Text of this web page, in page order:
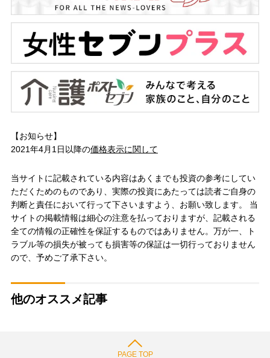
【お知らせ】
2021年4月1日以降の価格表示に関して
当サイトに記載されている内容はあくまでも投資の参考にしてい
ただくためのものであり、実際の投資にあたっては読者ご自身の
判断と責任において行って下さいますよう、お願い致します。 当
サイトの掲載情報は細心の注意を払っておりますが、記載される
全ての情報の正確性を保証するものではありません。万が一、ト
ラブル等の損失が被っても損害等の保証は一切行っておりません
ので、予めご了承下さい。
他のオススメ記事
PAGE TOP